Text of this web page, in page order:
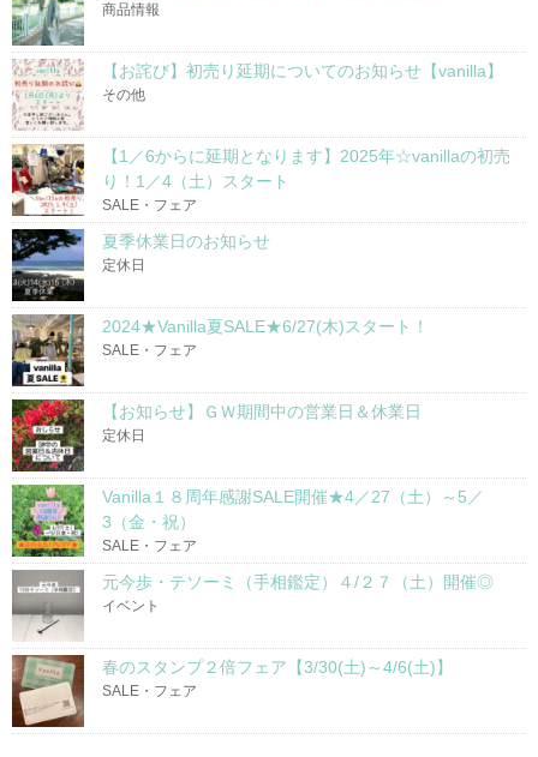
商品情報
【お詫び】初売り延期についてのお知らせ【vanilla】
その他
【1／6からに延期となります】2025年☆vanillaの初売
り！1／4（土）スタート
SALE・フェア
夏季休業日のお知らせ
定休日
2024★Vanilla夏SALE★6/27(木)スタート！
SALE・フェア
【お知らせ】ＧＷ期間中の営業日＆休業日
定休日
Vanilla１８周年感謝SALE開催★4／27（土）～5／
3（金・祝）
SALE・フェア
元今歩・テソーミ（手相鑑定）４/２７（土）開催◎
イベント
春のスタンプ２倍フェア【3/30(土)～4/6(土)】
SALE・フェア